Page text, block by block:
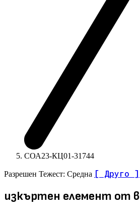
СОА23-КЦ01-31744
Разрешен Тежест: Средна [ Друго ]
изкъртен елемент от